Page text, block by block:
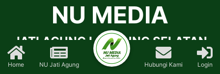
NU MEDIA
JATI AGUNG LAMPUNG SELATAN
Aktual, Informatif dan Terkini
Home NU Jati Agung Hubungi Kami Login